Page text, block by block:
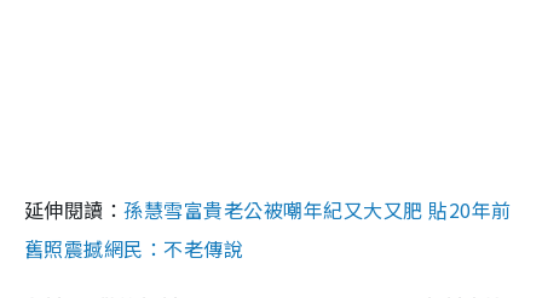
延伸閱讀：孫慧雪富貴老公被嘲年紀又大又肥 貼20年前
舊照震撼網民：不老傳說